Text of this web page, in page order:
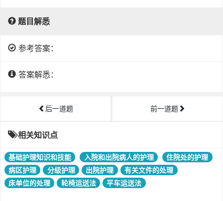
题目解悉
参考答案：
答案解悉：
后一道题 前一道题
相关知识点
基础护理知识和技能 入院和出院病人的护理
住院处的护理
病区护理
分级护理 出院护理
有关文件的处理
床单位的处理
轮椅运送法 平车运送法